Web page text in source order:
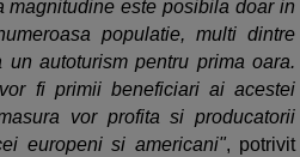
magnitudine este posibila doar in
populatie, multi dintre
autoturism pentru prima oara.
fi primii beneficiari ai acestei
vor profita si producatorii
europeni si americani", potrivit